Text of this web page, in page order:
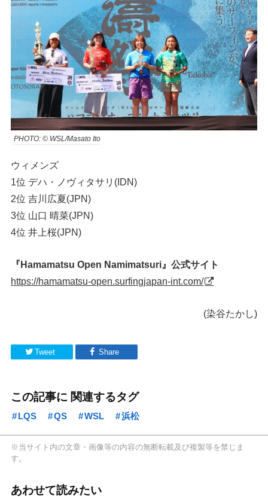
PHOTO: © WSL/Masato Ito
ウィメンズ
1位 デハ・ノヴィタサリ(IDN)
2位 吉川広夏(JPN)
3位 山口 晴菜(JPN)
4位 井上桜(JPN)
『Hamamatsu Open Namimatsuri』公式サイト
https://hamamatsu-open.surfingjapan-int.com/
(染谷たかし)
Tweet Share
この記事に 関連するタグ
LQS QS WSL 浜松
※当サイト内の文章・画像等の内容の無断転載及び複製等を禁じま
す。
あわせて読みたい